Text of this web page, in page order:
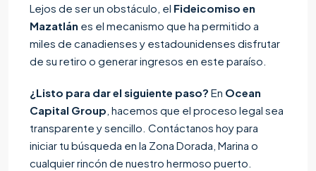
Lejos de ser un obstáculo, el Fideicomiso en
Mazatlán es el mecanismo que ha permitido a
miles de canadienses y estadounidenses disfrutar
de su retiro o generar ingresos en este paraíso.
¿Listo para dar el siguiente paso? En Ocean
Capital Group , hacemos que el proceso legal sea
transparente y sencillo. Contáctanos hoy para
iniciar tu búsqueda en la Zona Dorada, Marina o
cualquier rincón de nuestro hermoso puerto.